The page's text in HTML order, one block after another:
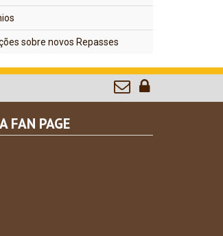
sobre novos Repasses
FAN PAGE